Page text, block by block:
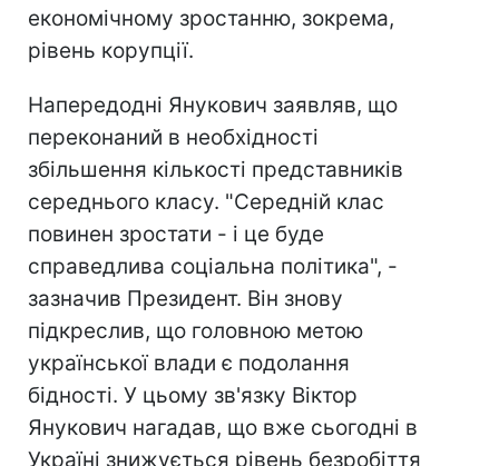
економічному зростанню, зокрема,
рівень корупції.
Напередодні Янукович заявляв, що
переконаний в необхідності
збільшення кількості представників
середнього класу. "Середній клас
повинен зростати - і це буде
справедлива соціальна політика", -
зазначив Президент. Він знову
підкреслив, що головною метою
української влади є подолання
бідності. У цьому зв'язку Віктор
Янукович нагадав, що вже сьогодні в
Україні знижується рівень безробіття